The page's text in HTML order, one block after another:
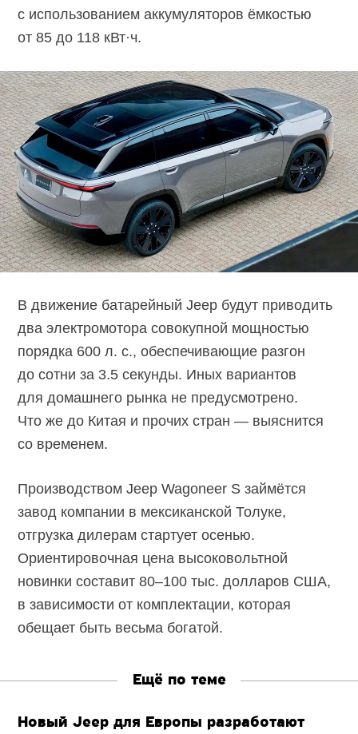
с использованием аккумуляторов ёмкостью
от 85 до 118 кВт·ч.
В движение батарейный Jeep будут приводить
два электромотора совокупной мощностью
порядка 600 л. с., обеспечивающие разгон
до сотни за 3.5 секунды. Иных вариантов
для домашнего рынка не предусмотрено.
Что же до Китая и прочих стран — выяснится
со временем.
Производством Jeep Wagoneer S займётся
завод компании в мексиканской Толуке,
отгрузка дилерам стартует осенью.
Ориентировочная цена высоковольтной
новинки составит 80–100 тыс. долларов США,
в зависимости от комплектации, которая
обещает быть весьма богатой.
Ещё по теме
Новый Jeep для Европы разработают